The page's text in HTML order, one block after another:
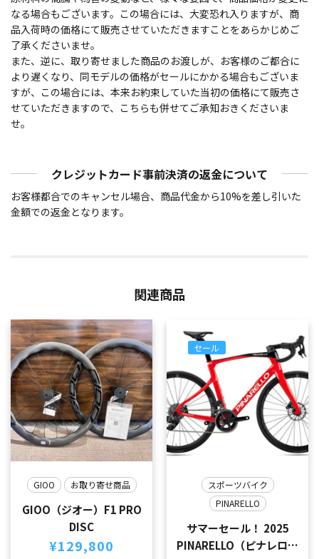
なる場合もございます。この場合には、大変恐れ入りますが、商
品入荷時の価格にて販売させていただきますことをあらかじめご
了承くださいませ。
また、逆に、取り寄せました商品のお渡しが、お客様のご都合に
より遅くなり、同モデルの価格がセールにかかる場合もございま
すが、この場合には、本来お約束していた当初の価格にて販売さ
せていただきますので、こちらも併せてご承知おきくださいま
せ。
クレジットカード事前決済の返金について
お客様都合でのキャンセル場合、商品代金から10%を差し引いた
金額での返金となります。
関連商品
GIOO お取り寄せ商品
GIOO（ジオー）F1 PRO
DISC
¥129,800
セール
スポーツバイク
PINARELLO
サマーセール！ 2025
PINARELLO（ピナレロ）